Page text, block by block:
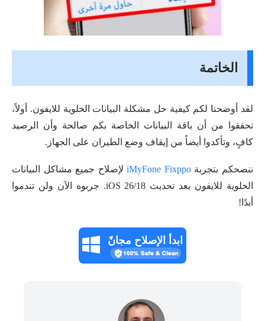
الخاتمة
لقد أوضحنا لكم كيفية حل مشكلة البيانات الخلوية للايفون. أولاً،
تحققوا من أن باقة البيانات الخاصة بكم صالحة وأن الرصيد
كافٍ، وتأكدوا أيضاً من إيقاف وضع الطيران على الجهاز.
ننصحكم بتجربةiMyFone Fixppoلإصلاح جميع مشاكل البيانات
الخلوية للايفون بعد تحديث iOS 26/18. جربوه الآن ولن تندموا
أبدًا!
ابدأ الإصلاح مجانً